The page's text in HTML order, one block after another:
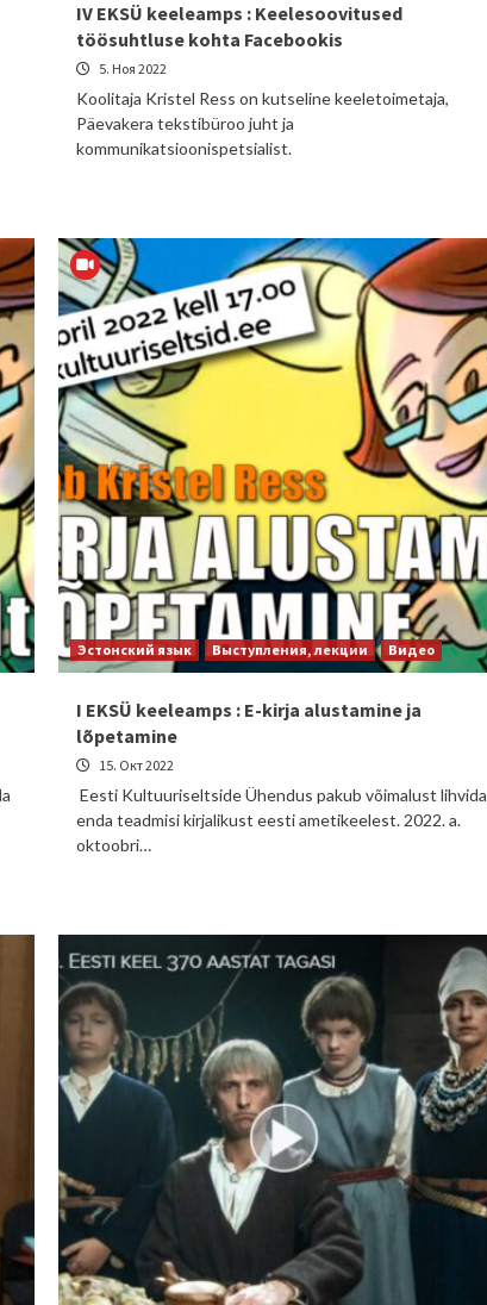
IV EKSÜ keeleamps : Keelesoovitused
töösuhtluse kohta Facebookis
5. Ноя 2022
Koolitaja Kristel Ress on kutseline keeletoimetaja,
Päevakera tekstibüroo juht ja
kommunikatsioonispetsialist.
Эстонский язык Выступления, лекции Видео
I EKSÜ keeleamps : E-kirja alustamine ja
lõpetamine
15. Окт 2022
Eesti Kultuuriseltside Ühendus pakub võimalust lihvida
enda teadmisi kirjalikust eesti ametikeelest. 2022. a.
oktoobri…